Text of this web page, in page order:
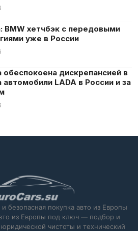
BMW хетчбэк с передовыми
уже в России
обеспокоена дискрепансией в
автомобили LADA в России и за
безопасная покупка авто из Европы
из Европы под ключ — подбор и
чистоты и технический